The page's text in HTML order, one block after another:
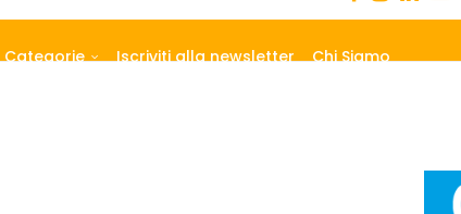
Categorie Iscriviti alla newsletter Chi Siamo